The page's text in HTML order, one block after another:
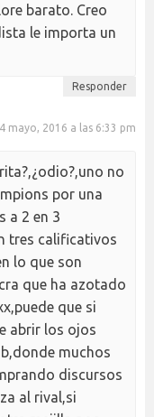
barato. Creo
le importa un
Responder
mayo, 2016 a las 6:33 pm
no
por una
a 2 en 3
tres calificativos
lo que son
que ha azotado
que si
abrir los ojos
muchos
discursos
al rival,si